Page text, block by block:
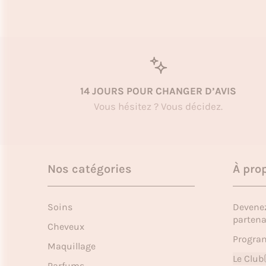
14 JOURS POUR CHANGER D’AVIS
Vous hésitez ? Vous décidez.
Nos catégories
Soins
Cheveux
Maquillage
À
Le Club